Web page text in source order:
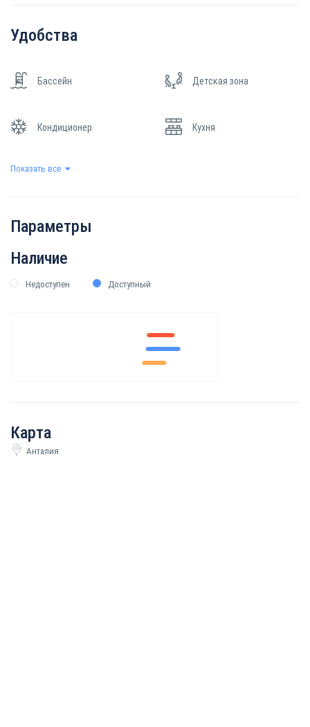
Удобства
Бассейн Детская зона
Кондиционер Кухня
Охрана
Показать все
Параметры
Наличие
Недоступен Доступный
Карта
Анталия